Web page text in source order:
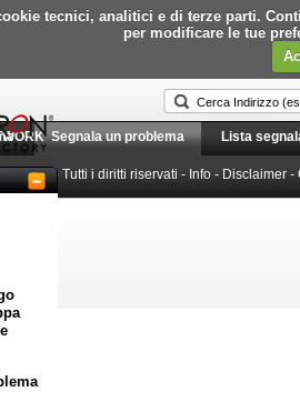
tecnici, analitici e di terze parti.
per modificare le tue
Segnala un problema Lista
S.r.l.- Tutti i diritti riservati - Info - Disclaimer -